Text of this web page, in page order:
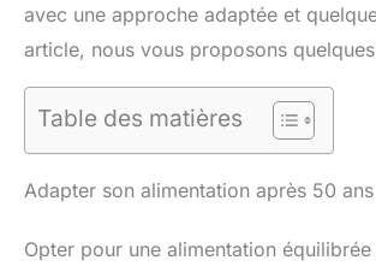
avec une approche adaptée et
article, nous vous proposons
Table des matières
Adapter son alimentation après 50 ans
Opter pour une alimentation